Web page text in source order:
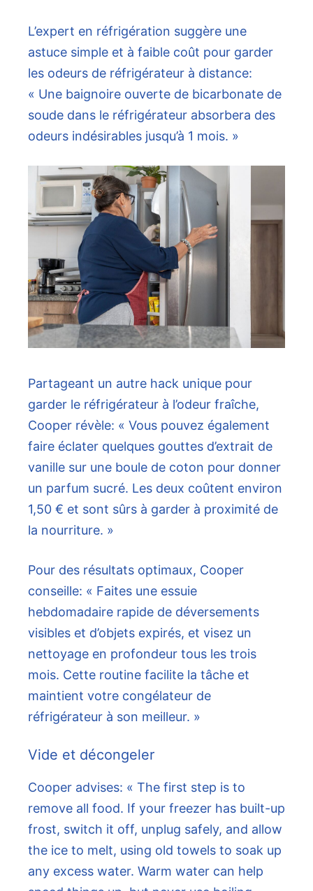
L’expert en réfrigération suggère une
astuce simple et à faible coût pour garder
les odeurs de réfrigérateur à distance:
« Une baignoire ouverte de bicarbonate de
soude dans le réfrigérateur absorbera des
odeurs indésirables jusqu’à 1 mois. »
Partageant un autre hack unique pour
garder le réfrigérateur à l’odeur fraîche,
Cooper révèle: « Vous pouvez également
faire éclater quelques gouttes d’extrait de
vanille sur une boule de coton pour donner
un parfum sucré. Les deux coûtent environ
1,50 € et sont sûrs à garder à proximité de
la nourriture. »
Pour des résultats optimaux, Cooper
conseille: « Faites une essuie
hebdomadaire rapide de déversements
visibles et d’objets expirés, et visez un
nettoyage en profondeur tous les trois
mois. Cette routine facilite la tâche et
maintient votre congélateur de
réfrigérateur à son meilleur. »
Vide et décongeler
Cooper advises: « The first step is to
remove all food. If your freezer has built-up
frost, switch it off, unplug safely, and allow
the ice to melt, using old towels to soak up
any excess water. Warm water can help